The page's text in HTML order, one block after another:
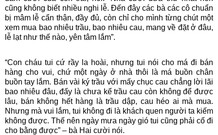
cũng không biết nhiều nghi lễ. Đến đây các bà các cô chuẩn
bị mâm lễ cẩn thận, đầy đủ, còn chỉ cho mình từng chút một
xem mua bao nhiêu trầu, bao nhiêu cau, mang về đặt ở đâu,
lễ lạt như thế nào, yên tâm lắm”.
“Con cháu tui cứ rầy la hoài, nhưng tui nói cho má đi bán
hàng cho vui, chứ một ngày ở nhà thôi là má buồn chân
buồn tay lắm. Bán vài ký trầu với mấy chục cau chẳng lời lãi
bao nhiêu đâu, đấy là chưa kể trầu cau còn không để được
lâu, bán không hết hàng là trầu dập, cau héo ai mà mua.
Nhưng mà vui lắm, tui không đi là khách quen người ta kiếm
không được. Thế nên ngày mưa ngày gió tui cũng phải cố đi
cho bằng được” – bà Hai cười nói.